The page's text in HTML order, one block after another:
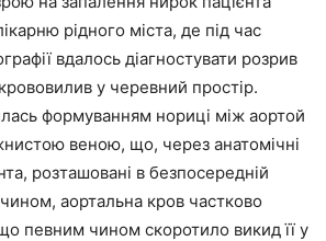
рідного міста, де під час
вдалось діагностувати розрив
у черевний простір.
формуванням нориці між аортой
веною, що, через анатомічні
розташовані в безпосередній
аортальна кров частково
певним чином скоротило викид її у